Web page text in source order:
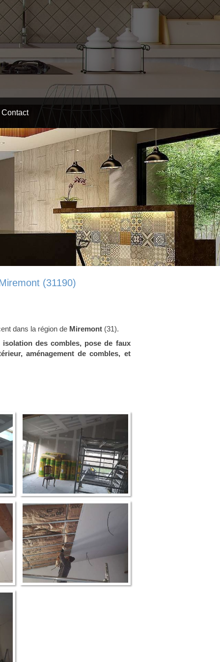
Contact
(31190)
dans la région de Miremont(31).
des combles, pose de faux
aménagement de combles, et